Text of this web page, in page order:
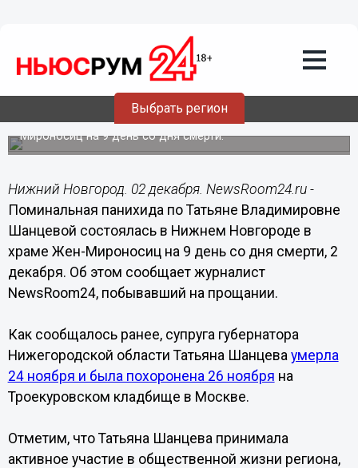
Выбрать регион
02.12.201412:06
Нижегородцы попрощались с Татьяной
Шанцевой
Поминальная панихида состоялась в храме Жен-
Мироносиц на 9 день со дня смерти.
Нижний Новгород. 02 декабря. NewsRoom24.ru -
Поминальная панихида по Татьяне Владимировне
Шанцевой состоялась в Нижнем Новгороде в
храме Жен-Мироносиц на 9 день со дня смерти, 2
декабря. Об этом сообщает журналист
NewsRoom24, побывавший на прощании.
Как сообщалось ранее, супруга губернатора
Нижегородской области Татьяна Шанцева умерла
24 ноября и была похоронена 26 ноября на
Троекуровском кладбище в Москве.
Отметим, что Татьяна Шанцева принимала
активное участие в общественной жизни региона,